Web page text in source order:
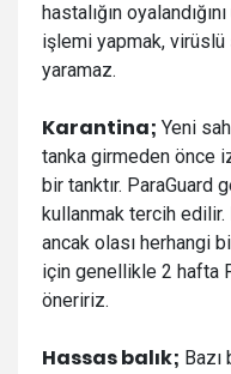
hastalığın
işlemi yapmak,
yaramaz.
Karantina; Yeni
tanka girmeden önce
bir tanktır.
kullanmak tercih
ancak olası herhangi
için genellikle 2 hafta
öneririz.
Hassas balık;